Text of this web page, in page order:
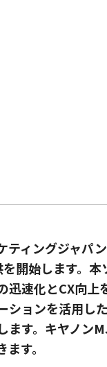
ティングジャパ
開始します。
迅速化とCX向
ションを活用し
ます。キヤノン
す。